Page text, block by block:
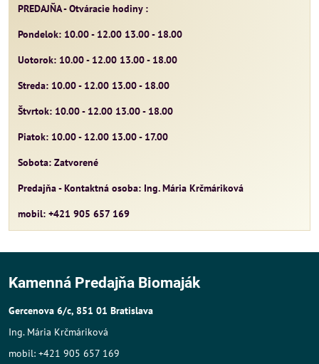
PREDAJŇA - Otváracie hodiny :
Pondelok: 10.00 - 12.00 13.00 - 18.00
Uotorok: 10.00 - 12.00 13.00 - 18.00
Streda: 10.00 - 12.00 13.00 - 18.00
Štvrtok: 10.00 - 12.00 13.00 - 18.00
Piatok: 10.00 - 12.00 13.00 - 17.00
Sobota: Zatvorené
Predajňa - Kontaktná osoba: Ing. Mária Krčmáriková
mobil: +421 905 657 169
Kamenná Predajňa Biomaják
Gercenova 6/c, 851 01 Bratislava
Ing. Mária Krčmáriková
mobil: +421 905 657 169